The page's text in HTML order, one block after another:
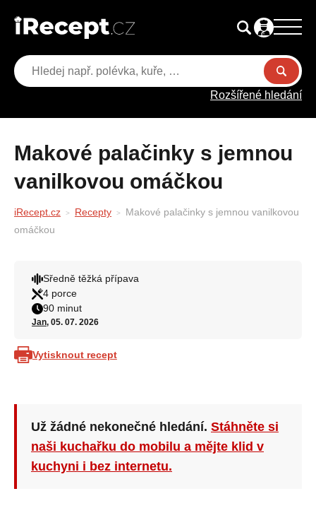
Rozšířené hledání
Makové palačinky s jemnou
vanilkovou omáčkou
iRecept.cz Recepty
Makové palačinky s jemnou vanilkovou
omáčkou
Sředně těžká přípava
4 porce
90 minut
Jan, 05. 07. 2026
Vytisknout recept
Už žádné nekonečné hledání. Stáhněte si
naši kuchařku do mobilu a mějte klid v
kuchyni i bez internetu.